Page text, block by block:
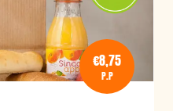
€8,75
P.P